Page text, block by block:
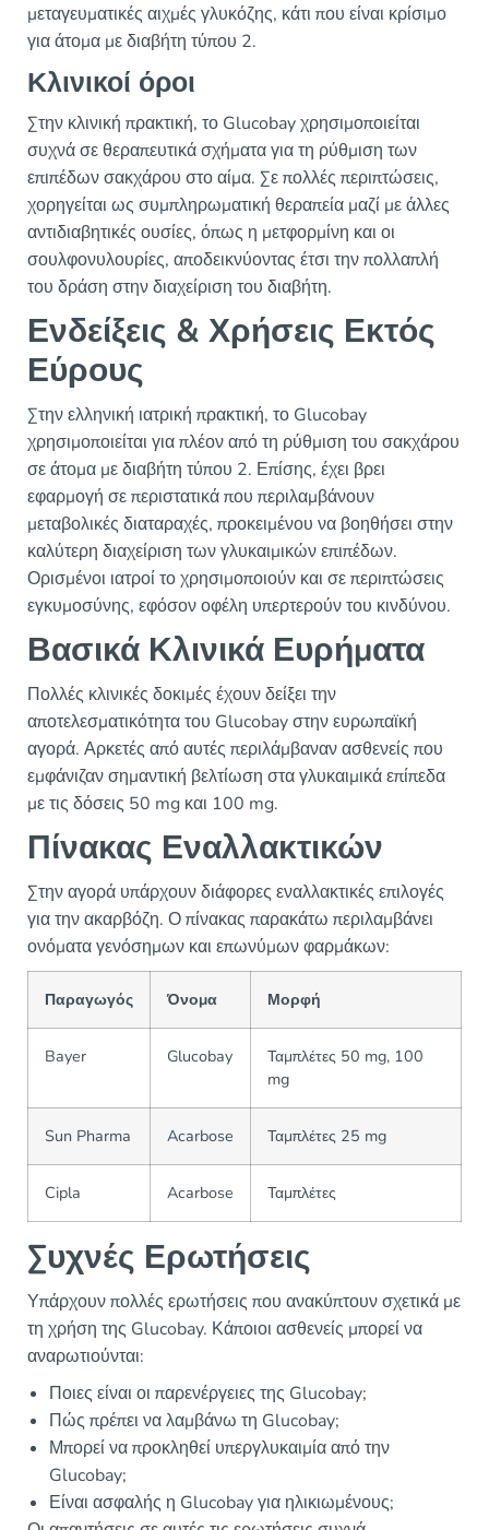
μεταγευματικές αιχμές γλυκόζης, κάτι που είναι κρίσιμο
για άτομα με διαβήτη τύπου 2.
Κλινικοί όροι
Στην κλινική πρακτική, το Glucobay χρησιμοποιείται
συχνά σε θεραπευτικά σχήματα για τη ρύθμιση των
επιπέδων σακχάρου στο αίμα. Σε πολλές περιπτώσεις,
χορηγείται ως συμπληρωματική θεραπεία μαζί με άλλες
αντιδιαβητικές ουσίες, όπως η μετφορμίνη και οι
σουλφονυλουρίες, αποδεικνύοντας έτσι την πολλαπλή
του δράση στην διαχείριση του διαβήτη.
Ενδείξεις & Χρήσεις Εκτός
Εύρους
Στην ελληνική ιατρική πρακτική, το Glucobay
χρησιμοποιείται για πλέον από τη ρύθμιση του σακχάρου
σε άτομα με διαβήτη τύπου 2. Επίσης, έχει βρει
εφαρμογή σε περιστατικά που περιλαμβάνουν
μεταβολικές διαταραχές, προκειμένου να βοηθήσει στην
καλύτερη διαχείριση των γλυκαιμικών επιπέδων.
Ορισμένοι ιατροί το χρησιμοποιούν και σε περιπτώσεις
εγκυμοσύνης, εφόσον οφέλη υπερτερούν του κινδύνου.
Βασικά Κλινικά Ευρήματα
Πολλές κλινικές δοκιμές έχουν δείξει την
αποτελεσματικότητα του Glucobay στην ευρωπαϊκή
αγορά. Αρκετές από αυτές περιλάμβαναν ασθενείς που
εμφάνιζαν σημαντική βελτίωση στα γλυκαιμικά επίπεδα
με τις δόσεις 50 mg και 100 mg.
Πίνακας Εναλλακτικών
Στην αγορά υπάρχουν διάφορες εναλλακτικές επιλογές
για την ακαρβόζη. Ο πίνακας παρακάτω περιλαμβάνει
ονόματα γενόσημων και επωνύμων φαρμάκων:
Παραγωγός Όνομα Μορφή
Bayer Glucobay
Ταμπλέτες 50 mg, 100
mg
Sun Pharma Acarbose Ταμπλέτες 25 mg
Cipla Acarbose Ταμπλέτες
Συχνές Ερωτήσεις
Υπάρχουν πολλές ερωτήσεις που ανακύπτουν σχετικά με
τη χρήση της Glucobay. Κάποιοι ασθενείς μπορεί να
αναρωτιούνται:
Ποιες είναι οι παρενέργειες της Glucobay;
Πώς πρέπει να λαμβάνω τη Glucobay;
Μπορεί να προκληθεί υπεργλυκαιμία από την
Glucobay;
Είναι ασφαλής η Glucobay για ηλικιωμένους;